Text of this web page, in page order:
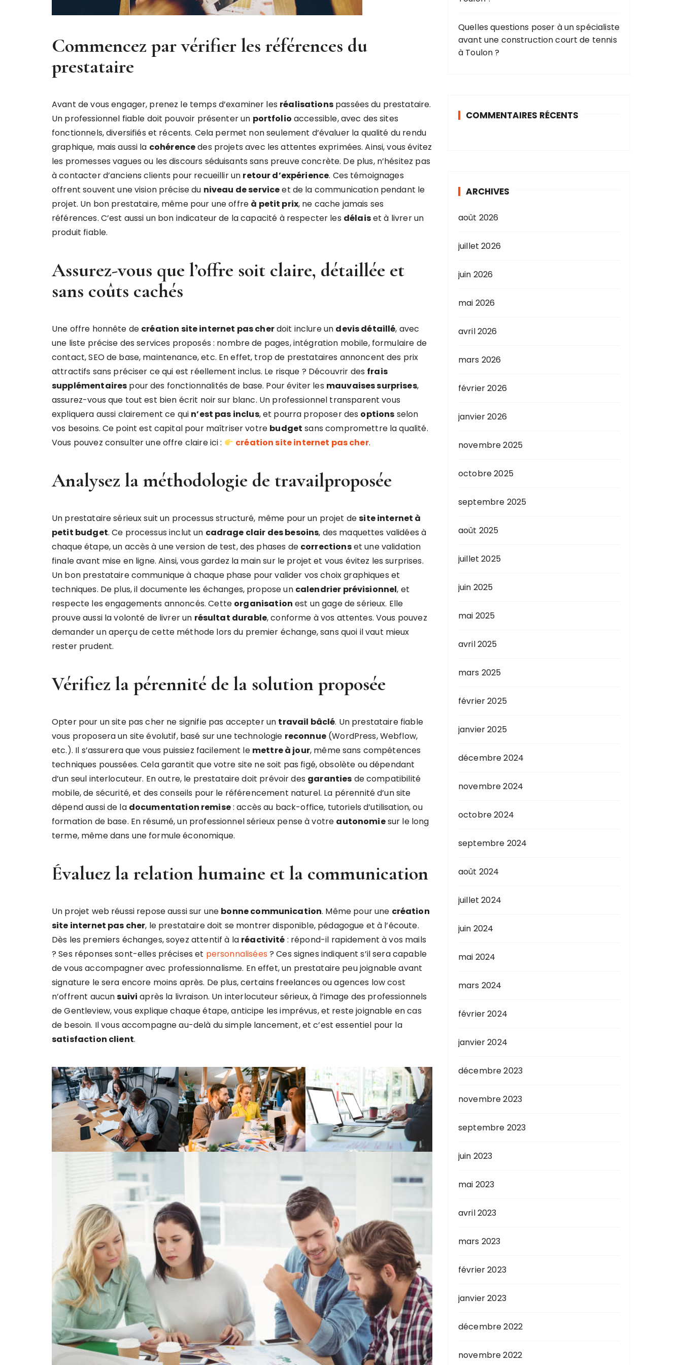
Commencez par vérifier les références du
prestataire
Avant de vous engager, prenez le temps d’examiner les réalisationspassées du prestataire.
Un professionnel fiable doit pouvoir présenter un portfolio accessible, avec des sites
fonctionnels, diversifiés et récents. Cela permet non seulement d’évaluer la qualité du rendu
graphique, mais aussi la cohérencedes projets avec les attentes exprimées. Ainsi, vous évitez
les promesses vagues ou les discours séduisants sans preuve concrète. De plus, n’hésitez pas
à contacter d’anciens clients pour recueillir un retour d’expérience. Ces témoignages
offrent souvent une vision précise du niveau de serviceet de la communication pendant le
projet. Un bon prestataire, même pour une offre à petit prix, ne cache jamais ses
références. C’est aussi un bon indicateur de la capacité à respecter les délaiset à livrer un
produit fiable.
Assurez-vous que l’offre soit claire, détaillée et
sans coûts cachés
Une offre honnête de création site internet pas cherdoit inclure un devis détaillé, avec
une liste précise des services proposés : nombre de pages, intégration mobile, formulaire de
contact, SEO de base, maintenance, etc. En effet, trop de prestataires annoncent des prix
attractifs sans préciser ce qui est réellement inclus. Le risque ? Découvrir des frais
supplémentaires pour des fonctionnalités de base. Pour éviter les mauvaises surprises,
assurez-vous que tout est bien écrit noir sur blanc. Un professionnel transparent vous
expliquera aussi clairement ce qui n’est pas inclus, et pourra proposer des options selon
vos besoins. Ce point est capital pour maîtriser votre budget sans compromettre la qualité.
Vous pouvez consulter une offre claire ici :
création site internet pas cher.
Analysez la méthodologie de travailproposée
Un prestataire sérieux suit un processus structuré, même pour un projet desite internet à
petit budget. Ce processus inclut un cadrage clair des besoins, des maquettes validées à
chaque étape, un accès à une version de test, des phases de correctionset une validation
finale avant mise en ligne. Ainsi, vous gardez la main sur le projet et vous évitez les surprises.
Un bon prestataire communique à chaque phase pour valider vos choix graphiques et
techniques. De plus, il documente les échanges, propose un calendrier prévisionnel, et
respecte les engagements annoncés. Cette organisation est un gage de sérieux. Elle
prouve aussi la volonté de livrer un résultat durable, conforme à vos attentes. Vous pouvez
demander un aperçu de cette méthode lors du premier échange, sans quoi il vaut mieux
rester prudent.
Vérifiez la pérennité de la solution proposée
Opter pour un site pas cher ne signifie pas accepter un travail bâclé. Un prestataire fiable
vous proposera un site évolutif, basé sur une technologie reconnue(WordPress, Webflow,
etc.). Il s’assurera que vous puissiez facilement le mettre à jour, même sans compétences
techniques poussées. Cela garantit que votre site ne soit pas figé, obsolète ou dépendant
d’un seul interlocuteur. En outre, le prestataire doit prévoir des garanties de compatibilité
mobile, de sécurité, et des conseils pour le référencement naturel. La pérennité d’un site
dépend aussi de la documentation remise: accès au back-office, tutoriels d’utilisation, ou
formation de base. En résumé, un professionnel sérieux pense à votre autonomiesur le long
terme, même dans une formule économique.
Évaluez la relation humaine et la communication
Un projet web réussi repose aussi sur une bonne communication. Même pour une création
site internet pas cher, le prestataire doit se montrer disponible, pédagogue et à l’écoute.
Dès les premiers échanges, soyez attentif à la réactivité : répond-il rapidement à vos mails
? Ses réponses sont-elles précises et personnalisées ? Ces signes indiquent s’il sera capable
de vous accompagner avec professionnalisme. En effet, un prestataire peu joignable avant
signature le sera encore moins après. De plus, certains freelances ou agences low cost
n’offrent aucunsuivi après la livraison. Un interlocuteur sérieux, à l’image des professionnels
de Gentleview, vous explique chaque étape, anticipe les imprévus, et reste joignable en cas
de besoin. Il vous accompagne au-delà du simple lancement, et c’est essentiel pour la
satisfaction client.
Quelles questions poser à un spécialiste
avant une construction court de tennis
à Toulon ?
COMMENTAIRES RÉCENTS
ARCHIVES
août 2026
juillet 2026
juin 2026
mai 2026
avril 2026
mars 2026
février 2026
janvier 2026
novembre 2025
octobre 2025
septembre 2025
août 2025
juillet 2025
juin 2025
mai 2025
avril 2025
mars 2025
février 2025
janvier 2025
décembre 2024
novembre 2024
octobre 2024
septembre 2024
août 2024
juillet 2024
juin 2024
mai 2024
mars 2024
février 2024
janvier 2024
décembre 2023
novembre 2023
septembre 2023
juin 2023
mai 2023
avril 2023
mars 2023
février 2023
janvier 2023
décembre 2022
novembre 2022